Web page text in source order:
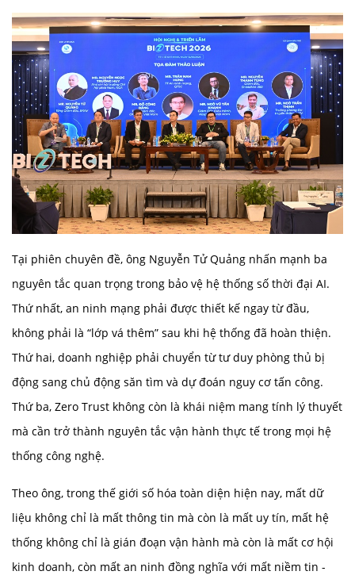
Tại phiên chuyên đề, ông Nguyễn Tử Quảng nhấn mạnh ba
nguyên tắc quan trọng trong bảo vệ hệ thống số thời đại AI.
Thứ nhất, an ninh mạng phải được thiết kế ngay từ đầu,
không phải là “lớp vá thêm” sau khi hệ thống đã hoàn thiện.
Thứ hai, doanh nghiệp phải chuyển từ tư duy phòng thủ bị
động sang chủ động săn tìm và dự đoán nguy cơ tấn công.
Thứ ba, Zero Trust không còn là khái niệm mang tính lý thuyết
mà cần trở thành nguyên tắc vận hành thực tế trong mọi hệ
thống công nghệ.
Theo ông, trong thế giới số hóa toàn diện hiện nay, mất dữ
liệu không chỉ là mất thông tin mà còn là mất uy tín, mất hệ
thống không chỉ là gián đoạn vận hành mà còn là mất cơ hội
kinh doanh, còn mất an ninh đồng nghĩa với mất niềm tin -